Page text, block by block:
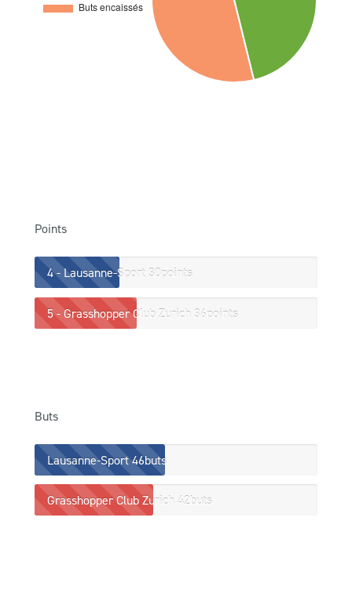
Points
4 - Lausanne-Sport 30points
5 - Grasshopper Club Zurich 36points
Buts
Lausanne-Sport46buts
Grasshopper Club Zurich 42buts